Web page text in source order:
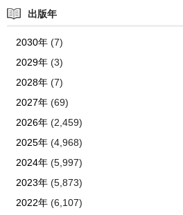
出版年
2030年(7)
2029年(3)
2028年(7)
2027年(69)
2026年(2,459)
2025年(4,968)
2024年(5,997)
2023年(5,873)
2022年(6,107)